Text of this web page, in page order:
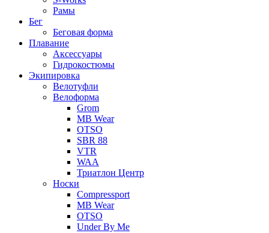
Рамы
Бег
Беговая форма
Плавание
Аксессуары
Гидрокостюмы
Экипировка
Велотуфли
Велоформа
Grom
MB Wear
OTSO
SBR 88
VTR
WAA
Триатлон Центр
Носки
Compressport
MB Wear
OTSO
Under By Me